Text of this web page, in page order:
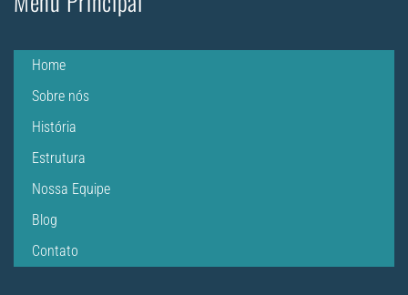
Home
Sobre nós
História
Estrutura
Nossa Equipe
Blog
Contato